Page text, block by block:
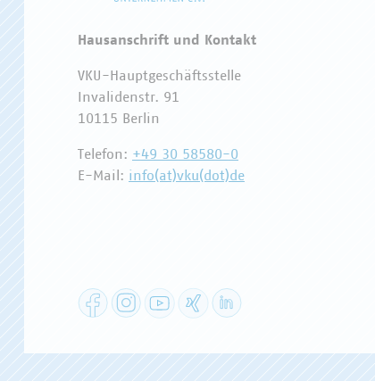
Hausanschrift und Kontakt
VKU-Hauptgeschäftsstelle
Invalidenstr. 91
10115 Berlin
Telefon: +49 30 58580-0
E-Mail: info(at)vku(dot)de
FacebookInstagramYouTube XING